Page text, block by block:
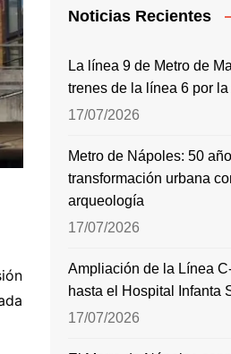
Noticias Recientes
La línea 9 de Metro de
trenes de la línea 6 por
17/07/2026
Metro de Nápoles: 50
transformación urbana
arqueología
17/07/2026
Ampliación de la Línea
hasta el Hospital Infanta
17/07/2026